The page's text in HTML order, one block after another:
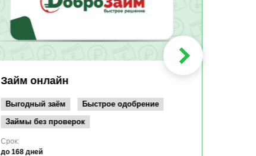
Займ онлайн
Выгодный заём
Быстрое одобрение
Займы без проверок
Срок:
до 168 дней